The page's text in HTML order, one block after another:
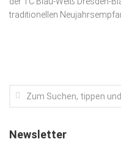
Kunst & Kultur
Top Branchen
traditionellen
Newsletter